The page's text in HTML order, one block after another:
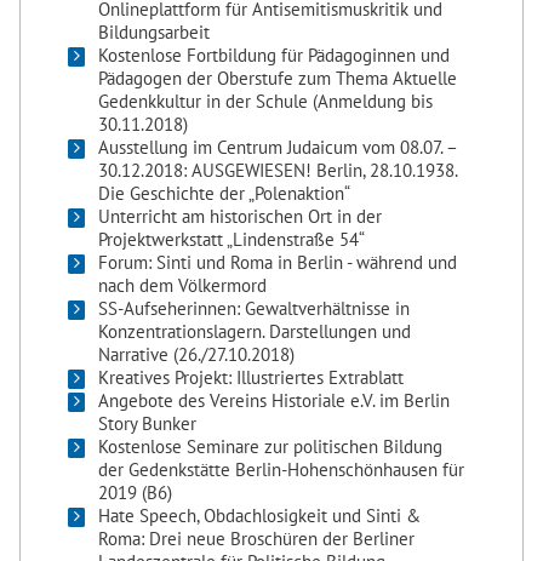
Onlineplattform für Antisemitismuskritik und
Bildungsarbeit
Kostenlose Fortbildung für Pädagoginnen und
Pädagogen der Oberstufe zum Thema Aktuelle
Gedenkkultur in der Schule (Anmeldung bis
30.11.2018)
Ausstellung im Centrum Judaicum vom 08.07. –
30.12.2018: AUSGEWIESEN! Berlin, 28.10.1938.
Die Geschichte der „Polenaktion“
Unterricht am historischen Ort in der
Projektwerkstatt „Lindenstraße 54“
Forum: Sinti und Roma in Berlin - während und
nach dem Völkermord
SS-Aufseherinnen: Gewaltverhältnisse in
Konzentrationslagern. Darstellungen und
Narrative (26./27.10.2018)
Kreatives Projekt: Illustriertes Extrablatt
Angebote des Vereins Historiale e.V. im Berlin
Story Bunker
Kostenlose Seminare zur politischen Bildung
der Gedenkstätte Berlin-Hohenschönhausen für
2019 (B6)
Hate Speech, Obdachlosigkeit und Sinti &
Roma: Drei neue Broschüren der Berliner